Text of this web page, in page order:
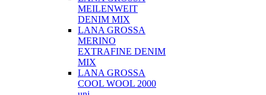
MEILENWEIT
DENIM MIX
LANA GROSSA
MERINO
EXTRAFINE DENIM
MIX
LANA GROSSA
COOL WOOL 2000